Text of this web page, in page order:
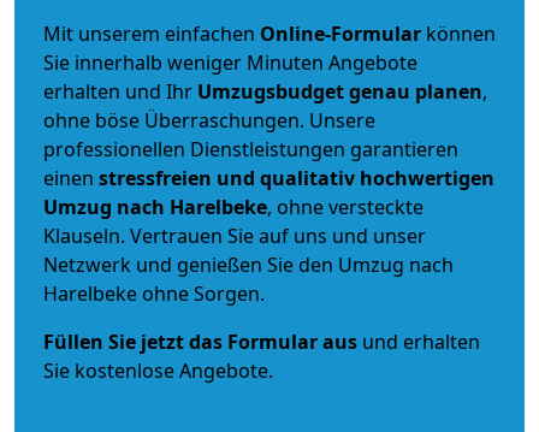
Mit unserem einfachen Online-Formular können
Sie innerhalb weniger Minuten Angebote
erhalten und Ihr Umzugsbudgetgenau planen,
ohne böse Überraschungen. Unsere
professionellen Dienstleistungen garantieren
einen stressfreien und qualitativ hochwertigen
Umzug nach Harelbeke, ohne versteckte
Klauseln. Vertrauen Sie auf uns und unser
Netzwerk und genießen Sie den Umzug nach
Harelbeke ohne Sorgen.
Füllen Sie jetzt das Formular aus und erhalten
Sie kostenlose Angebote.